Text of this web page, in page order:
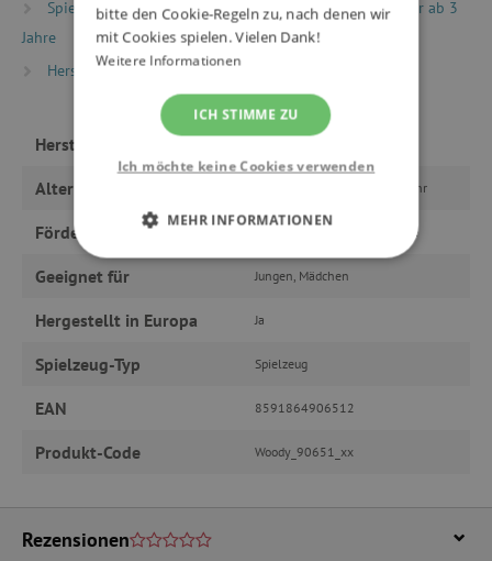
Spielzeug nach Alter
Spiele & Spielzeug für Kinder ab 3
Jahre
Hersteller
Woody
Hersteller
Alter ab 2 Jahre, ab 3 Jahre, ab 1 Jahr
Fördert Orientation, Motorik, Fantasie
Geeignet für Jungen, Mädchen
Hergestellt in Europa Ja
Spielzeug-Typ Spielzeug
EAN 8591864906512
Produkt-Code Woody_90651_xx
Rezensionen
bitte den Cookie-Regeln zu, nach denen wir
mit Cookies spielen. Vielen Dank!
Weitere Informationen
ICH STIMME ZU
Ich möchte keine Cookies verwenden
MEHR INFORMATIONEN
PERFORMANCE